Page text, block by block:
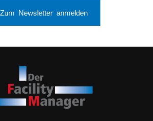
Zum Newsletter anmelden